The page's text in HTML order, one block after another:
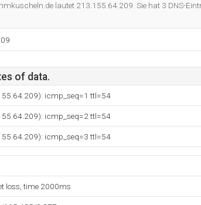
lautet 213.155.64.209. Sie hat 3 DNS-
of data.
icmp_seq=1 ttl=54
icmp_seq=2 ttl=54
icmp_seq=3 ttl=54
loss, time 2000ms